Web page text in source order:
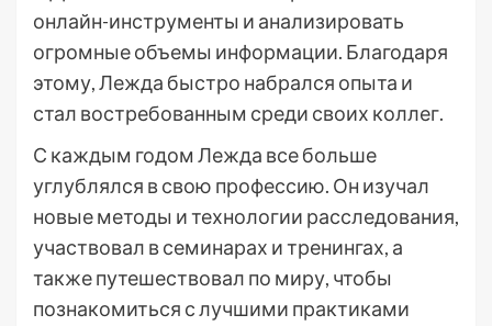
онлайн-инструменты и анализировать
огромные объемы информации. Благодаря
этому, Лежда быстро набрался опыта и
стал востребованным среди своих коллег.
С каждым годом Лежда все больше
углублялся в свою профессию. Он изучал
новые методы и технологии расследования,
участвовал в семинарах и тренингах, а
также путешествовал по миру, чтобы
познакомиться с лучшими практиками